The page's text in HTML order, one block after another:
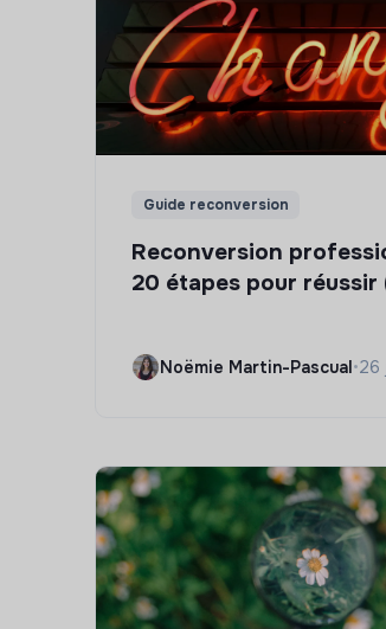
Guide reconversion
Reconversion
20 étapes pour réussir
Noëmie Martin-Pascual•26